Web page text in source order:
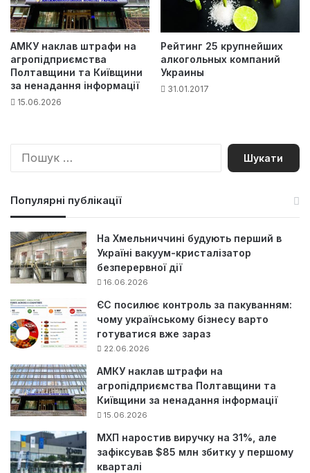
АМКУ наклав штрафи на
агропідприємства
Полтавщини та Київщини
за ненадання інформації
15.06.2026
Рейтинг 25 крупнейших
алкогольных компаний
Украины
31.01.2017
П
Популярні публікації
На Хмельниччині будують перший в
Україні вакуум-кристалізатор
безперервної дії
16.06.2026
ЄС посилює контроль за пакуванням:
чому українському бізнесу варто
готуватися вже зараз
22.06.2026
АМКУ наклав штрафи на
агропідприємства Полтавщини та
Київщини за ненадання інформації
15.06.2026
МХП наростив виручку на 31%, але
зафіксував $85 млн збитку у першому
кварталі